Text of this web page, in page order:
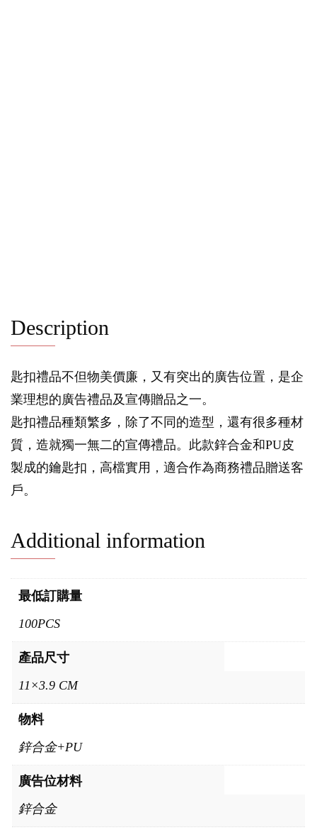
Description
匙扣禮品不但物美價廉，又有突出的廣告位置，是企
業理想的廣告禮品及宣傳贈品之一。
匙扣禮品種類繁多，除了不同的造型，還有很多種材
質，造就獨一無二的宣傳禮品。此款鋅合金和PU皮
製成的鑰匙扣，高檔實用，適合作為商務禮品贈送客
戶。
Additional information
最低訂購量
100PCS
產品尺寸
11×3.9 CM
物料
鋅合金+PU
廣告位材料
鋅合金